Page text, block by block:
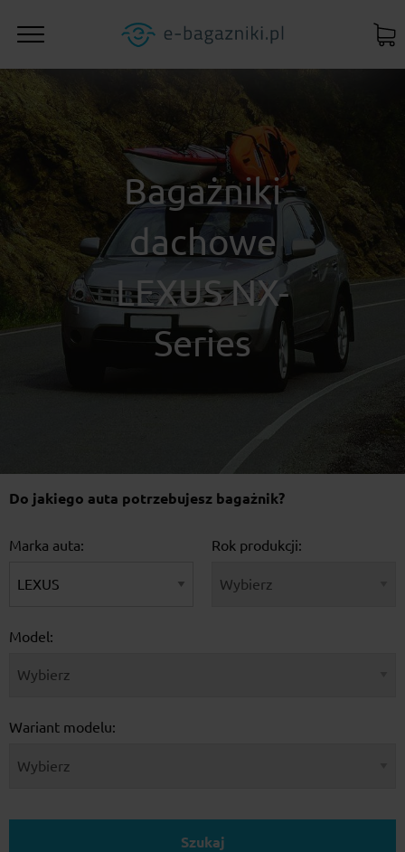
Bagażniki
dachowe
LEXUS NX-
Series
Do jakiego auta potrzebujesz bagażnik?
Marka auta: Rok produkcji:
Model:
Wariant modelu:
Szukaj